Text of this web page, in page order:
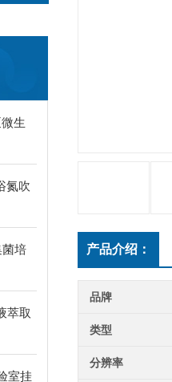
生
氮吹
菌培
萃取
室挂
产品介绍：
品牌
类型
分辨率